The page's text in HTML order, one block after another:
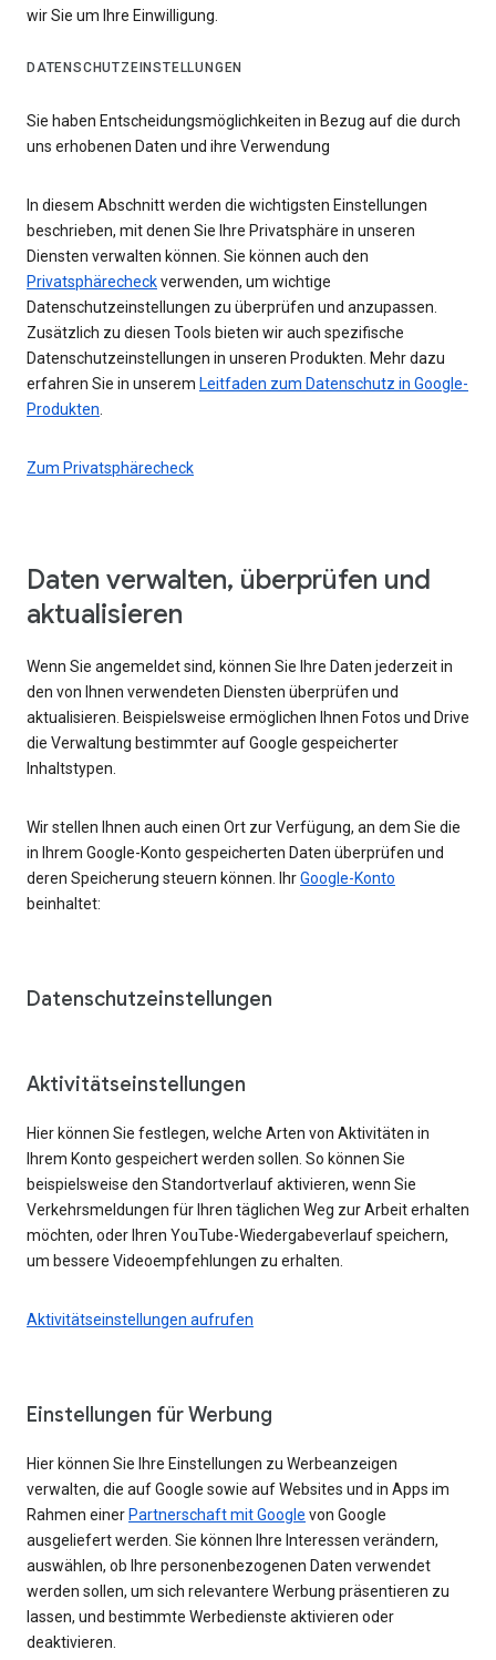
wir Sie um Ihre Einwilligung.
DATENSCHUTZEINSTELLUNGEN
Sie haben Entscheidungsmöglichkeiten in Bezug auf die durch
uns erhobenen Daten und ihre Verwendung
In diesem Abschnitt werden die wichtigsten Einstellungen
beschrieben, mit denen Sie Ihre Privatsphäre in unseren
Diensten verwalten können. Sie können auch den
Privatsphärecheckverwenden, um wichtige
Datenschutzeinstellungen zu überprüfen und anzupassen.
Zusätzlich zu diesen Tools bieten wir auch spezifische
Datenschutzeinstellungen in unseren Produkten. Mehr dazu
erfahren Sie in unserem Leitfaden zum Datenschutz in Google-
Produkten
Zum Privatsphärecheck
Daten verwalten, überprüfen und
aktualisieren
Wenn Sie angemeldet sind, können Sie Ihre Daten jederzeit in
den von Ihnen verwendeten Diensten überprüfen und
aktualisieren. Beispielsweise ermöglichen Ihnen Fotos und Drive
die Verwaltung bestimmter auf Google gespeicherter
Inhaltstypen.
Wir stellen Ihnen auch einen Ort zur Verfügung, an dem Sie die
in Ihrem Google-Konto gespeicherten Daten überprüfen und
deren Speicherung steuern können. IhrGoogle-Konto
beinhaltet:
Datenschutzeinstellungen
Aktivitätseinstellungen
Hier können Sie festlegen, welche Arten von Aktivitäten in
Ihrem Konto gespeichert werden sollen. So können Sie
beispielsweise den Standortverlauf aktivieren, wenn Sie
Verkehrsmeldungen für Ihren täglichen Weg zur Arbeit erhalten
möchten, oder Ihren YouTube-Wiedergabeverlauf speichern,
um bessere Videoempfehlungen zu erhalten.
Aktivitätseinstellungen aufrufen
Einstellungen für Werbung
Hier können Sie Ihre Einstellungen zu Werbeanzeigen
verwalten, die auf Google sowie auf Websites und in Apps im
Rahmen einer Partnerschaft mit Google von Google
ausgeliefert werden. Sie können Ihre Interessen verändern,
auswählen, ob Ihre personenbezogenen Daten verwendet
werden sollen, um sich relevantere Werbung präsentieren zu
lassen, und bestimmte Werbedienste aktivieren oder
deaktivieren.